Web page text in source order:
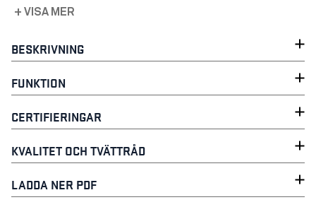
+ VISA MER
BESKRIVNING
FUNKTION
CERTIFIERINGAR
KVALITET OCH TVÄTTRÅD
LADDA NER PDF